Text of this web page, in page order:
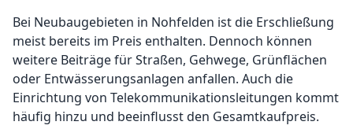
Bei Neubaugebieten in Nohfelden ist die Erschließung
meist bereits im Preis enthalten. Dennoch können
weitere Beiträge für Straßen, Gehwege, Grünflächen
oder Entwässerungsanlagen anfallen. Auch die
Einrichtung von Telekommunikationsleitungen kommt
häufig hinzu und beeinflusst den Gesamtkaufpreis.